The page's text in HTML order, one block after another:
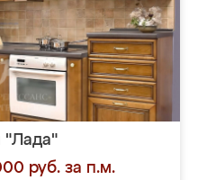
"Лада"
руб. за п.м.